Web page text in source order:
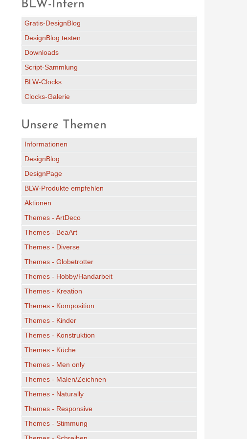
BLW-Intern
Gratis-DesignBlog
DesignBlog testen
Downloads
Script-Sammlung
BLW-Clocks
Clocks-Galerie
Unsere Themen
Informationen
DesignBlog
DesignPage
BLW-Produkte empfehlen
Aktionen
Themes - ArtDeco
Themes - BeaArt
Themes - Diverse
Themes - Globetrotter
Themes - Hobby/Handarbeit
Themes - Kreation
Themes - Komposition
Themes - Kinder
Themes - Konstruktion
Themes - Küche
Themes - Men only
Themes - Malen/Zeichnen
Themes - Naturally
Themes - Responsive
Themes - Stimmung